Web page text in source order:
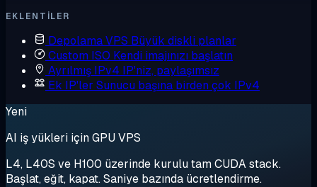
EKLENTILER
Depolama VPS Büyük diskli planlar
Custom ISO Kendi imajınızı başlatın
Ayrılmış IPv4 IP'niz, paylaşımsız
Ek IP'ler Sunucu başına birden çok IPv4
Yeni
AI iş yükleri için GPU VPS
L4, L40S ve H100 üzerinde kurulu tam CUDA stack.
Başlat, eğit, kapat. Saniye bazında ücretlendirme.